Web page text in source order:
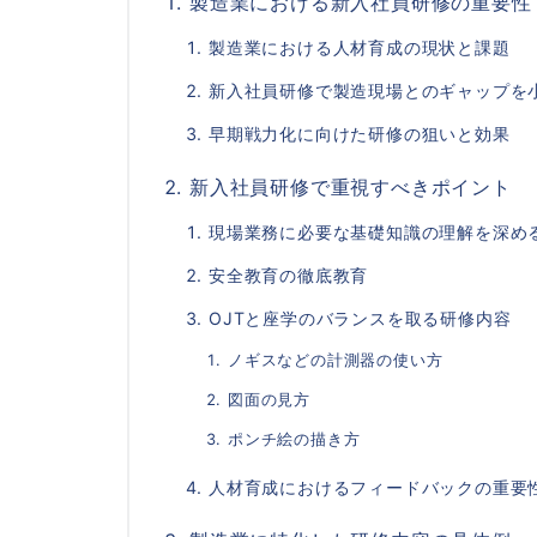
製造業における人材育成の現状と課題
新入社員研修で製造現場とのギャップを
早期戦力化に向けた研修の狙いと効果
新入社員研修で重視すべきポイント
現場業務に必要な基礎知識の理解を深め
安全教育の徹底教育
OJTと座学のバランスを取る研修内容
ノギスなどの計測器の使い方
図面の見方
ポンチ絵の描き方
人材育成におけるフィードバックの重要